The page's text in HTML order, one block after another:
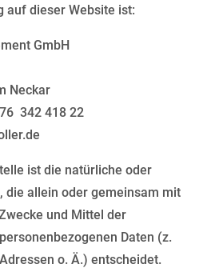
auf dieser Website ist:
GmbH
Neckar
342 418 22
ist die natürliche oder
die allein oder gemeinsam mit
und Mittel der
Daten (z.
o. Ä.) entscheidet.